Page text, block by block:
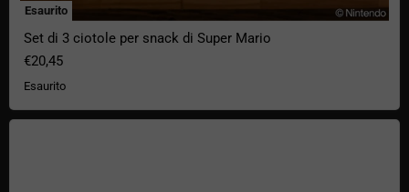
Esaurito
Set di 3 ciotole per snack di Super Mario
€20,45
Esaurito